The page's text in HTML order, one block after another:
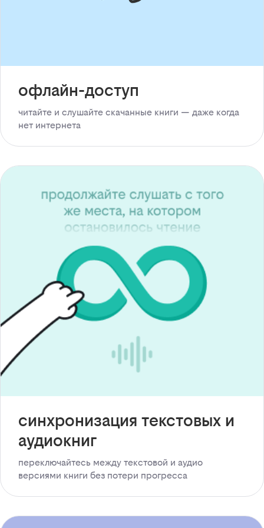
офлайн-доступ
читайте и слушайте скачанные книги — даже когда
нет интернета
синхронизация текстовых и
аудиокниг
переключайтесь между текстовой и аудио
версиями книги без потери прогресса